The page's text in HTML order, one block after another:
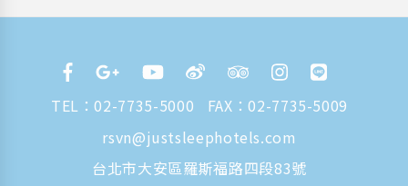
TEL：02-7735-5000
FAX：02-7735-5009
rsvn@justsleephotels.com
台北市大安區羅斯福路四段83號